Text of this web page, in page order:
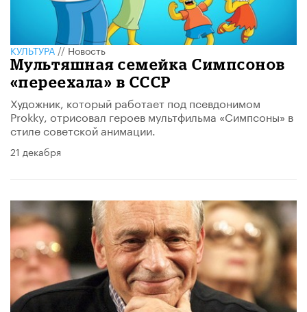
КУЛЬТУРА//Новость
Мультяшная семейка Симпсонов
«переехала» в СССР
Художник, который работает под псевдонимом
Prokky, отрисовал героев мультфильма «Симпсоны» в
стиле советской анимации.
21 декабря